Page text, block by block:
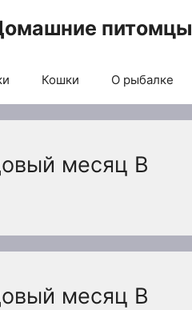
питомцы
Кошки О рыбалке
месяц В
месяц В